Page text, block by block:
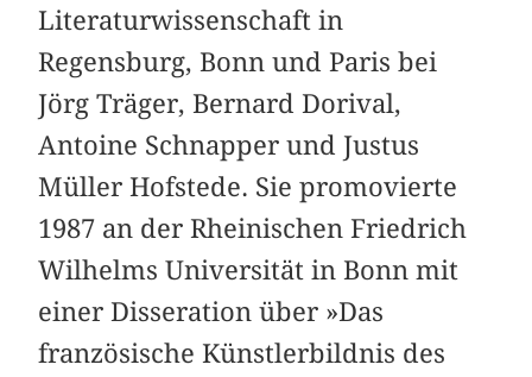
Literaturwissenschaft in
Regensburg, Bonn und Paris bei
Jörg Träger, Bernard Dorival,
Antoine Schnapper und Justus
Müller Hofstede. Sie promovierte
1987 an der Rheinischen Friedrich
Wilhelms Universität in Bonn mit
einer Disseration über »Das
französische Künstlerbildnis des